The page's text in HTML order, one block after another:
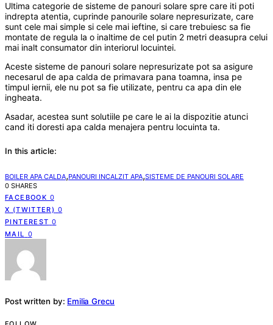
Ultima categorie de sisteme de panouri solare spre care iti poti
indrepta atentia, cuprinde panourile solare nepresurizate, care
sunt cele mai simple si cele mai ieftine, si care trebuiesc sa fie
montate de regula la o inaltime de cel putin 2 metri deasupra celui
mai inalt consumator din interiorul locuintei.
Aceste sisteme de panouri solare nepresurizate pot sa asigure
necesarul de apa calda de primavara pana toamna, insa pe
timpul iernii, ele nu pot sa fie utilizate, pentru ca apa din ele
ingheata.
Asadar, acestea sunt solutiile pe care le ai la dispozitie atunci
cand iti doresti apa calda menajera pentru locuinta ta.
In this article:
BOILER APA CALDA,PANOURI INCALZIT APA,SISTEME DE PANOURI SOLARE
0 SHARES
FACEBOOK 0
X (TWITTER) 0
PINTEREST 0
MAIL
0
Post written by: Emilia Grecu